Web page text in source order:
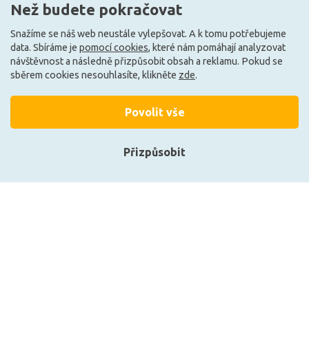
Může být u Vás 18. 8. Může být u Vás 18. 8.
Načíst další
Ze stejné kolekce
Než budete pokračovat
Snažíme se náš web neustále vylepšovat. A k tomu potřebujeme
data. Sbíráme je pomocí cookies, které nám pomáhají analyzovat
návštěvnost a následně přizpůsobit obsah a reklamu. Pokud se
sběrem cookies nesouhlasíte, klikněte zde.
Přizpůsobit
Povolit vše